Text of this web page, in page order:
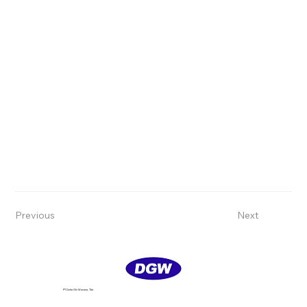
Previous Next
PT Delta GIri Wacana, Tbk.